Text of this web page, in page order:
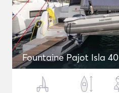
Fountaine Pajot Isla 40